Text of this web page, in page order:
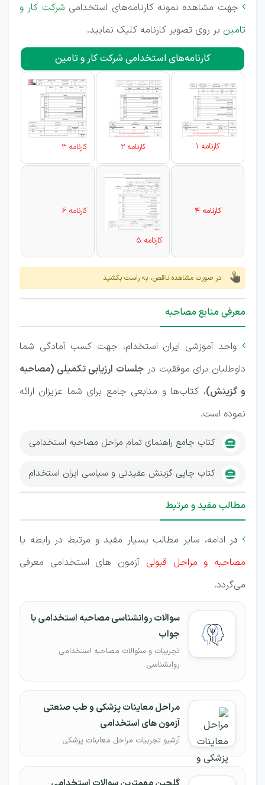
 جهت مشاهده نمونه کارنامه‌های استخدامی شرکت کار و
تامین بر روی تصویر کارنامه کلیک نمایید.
کارنامه‌های استخدامی شرکت کار و تامین
کارنامه 1 کارنامه 2 کارنامه 3
کارنامه 4
کارنامه 5
کارنامه 6
در صورت مشاهده ناقص، به راست بکشید
معرفی منابع مصاحبه
 واحد آموزشی ایران استخدام، جهت کسب آمادگی شما
داوطلبان برای موفقیت در جلسات ارزیابی تکمیلی (مصاحبه
و گزینش)، کتاب‌ها و منابعی جامع برای شما عزیزان ارائه
نموده است.
کتاب جامع راهنمای تمام مراحل مصاحبه استخدامی
کتاب چاپی گزینش عقیدتی و سیاسی ایران استخدام
مطالب مفید و مرتبط
 در ادامه، سایر مطالب بسیار مفید و مرتبط در رابطه با
مصاحبه و مراحل قبولی آزمون های استخدامی معرفی
می‌گردد.
سوالات روانشناسی مصاحبه استخدامی با
جواب
تجربیات و سئوالات مصاحبه استخدامی
روانشناسی
مراحل معاینات پزشکی و طب صنعتی
آزمون های استخدامی
آرشیو تجربیات مراحل معاینات پزشکی